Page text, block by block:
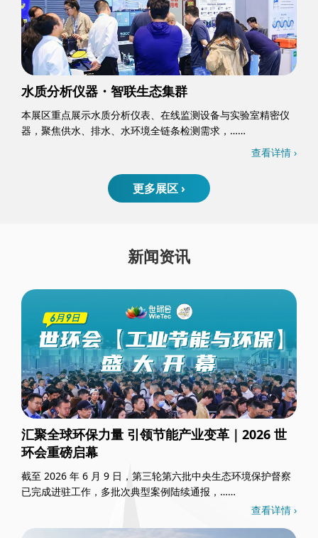
水质分析仪器・智联生态集群
本展区重点展示水质分析仪表、在线监测设备与实验室精密仪
器，聚焦供水、排水、水环境全链条检测需求，……
查看详情 ›
更多展区 ›
新闻资讯
汇聚全球环保力量 引领节能产业变革｜2026 世
环会重磅启幕
截至 2026 年 6 月 9 日，第三轮第六批中央生态环境保护督察
已完成进驻工作，多批次典型案例陆续通报，……
查看详情 ›